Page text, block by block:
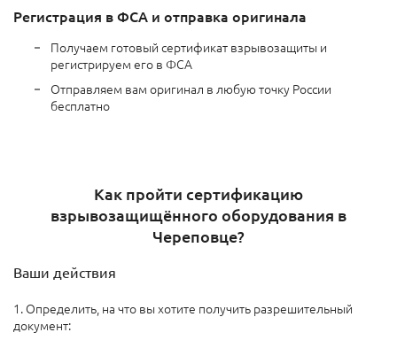
Регистрация в ФСА и отправка оригинала
Получаем готовый сертификат взрывозащиты и
регистрируем его в ФСА
Отправляем вам оригинал в любую точку России
бесплатно
Как пройти сертификацию
взрывозащищённого оборудования в
Череповце?
Ваши действия
1. Определить, на что вы хотите получить разрешительный
документ: